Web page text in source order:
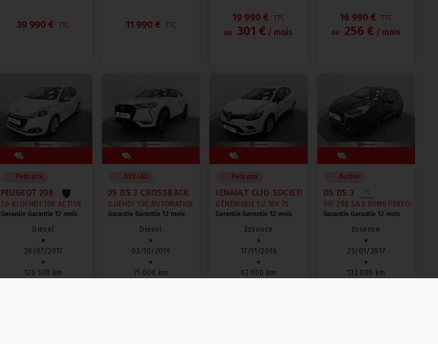
39 990 € TTC 11 990 € TTC
19 990 € TTC
ou
301 € / mois
16 990 € TTC
ou
256 € / mois
Petit prix
PEUGEOT 208
1.6 BLUEHDI 100 ACTIVE
Garantie Garantie 12 mois
Diesel
●
28/07/2017
●
120 500 km
SUV 4X2
DS DS 3 CROSSBACK
BLUEHDI 130 AUTOMATIQUE SO CHIC
Garantie Garantie 12 mois
Diesel
●
02/10/2019
●
71 000 km
Petit prix
RENAULT CLIO SOCIETE
GÉNÉRIQUE 1.2 16V 75
Garantie Garantie 12 mois
Essence
●
17/11/2016
●
62 000 km
Berline
DS DS 3
THP 208 S&S BVM6 PERFORMANCE
Garantie Garantie 12 mois
Essence
●
23/01/2017
●
132 000 km